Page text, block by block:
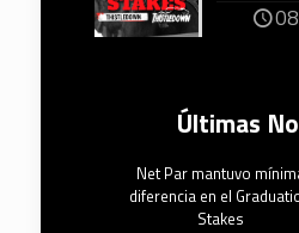
Últimas
Net Par mantuvo
diferencia en el
Stakes